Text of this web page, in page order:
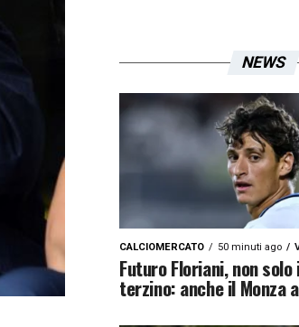
NEWS
CALCIOMERCATO 50 minuti ago
Futuro Floriani, non
terzino: anche il Monza